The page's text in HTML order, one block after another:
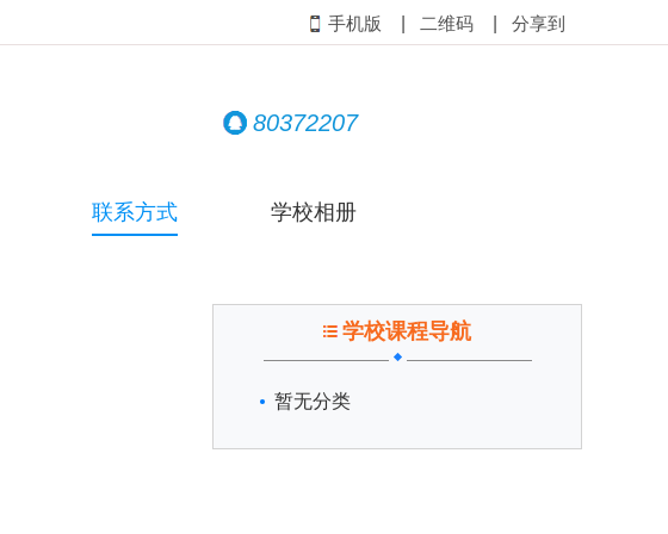
手机版 二维码 分享到
80372207
联系方式 学校相册
学校课程导航
暂无分类